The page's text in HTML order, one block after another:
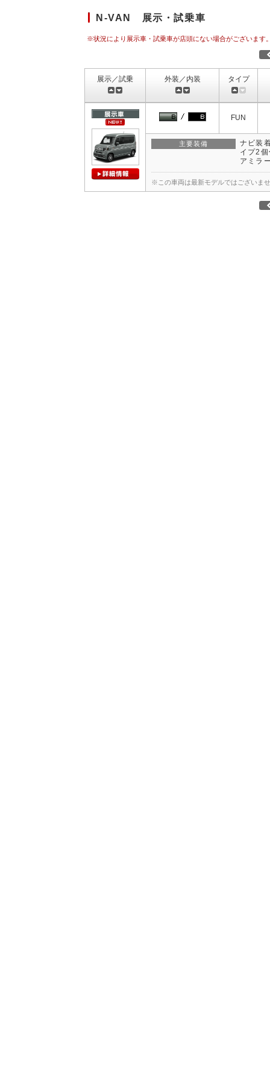
N-VAN 展示・試乗車
※状況により展示車・試乗車が店頭にない場合がございます
展示／試乗 外装／内装 タイプ
FUN
主要装備
ナビ装
イプ2
アミラ
※この車両は最新モデルではございま